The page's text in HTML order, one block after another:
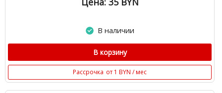
В наличии
В корзину
Рассрочка от 1 BYN / мес